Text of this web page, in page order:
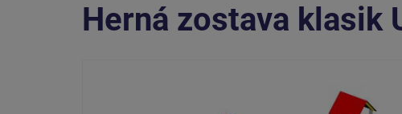
Herná zostava klasik